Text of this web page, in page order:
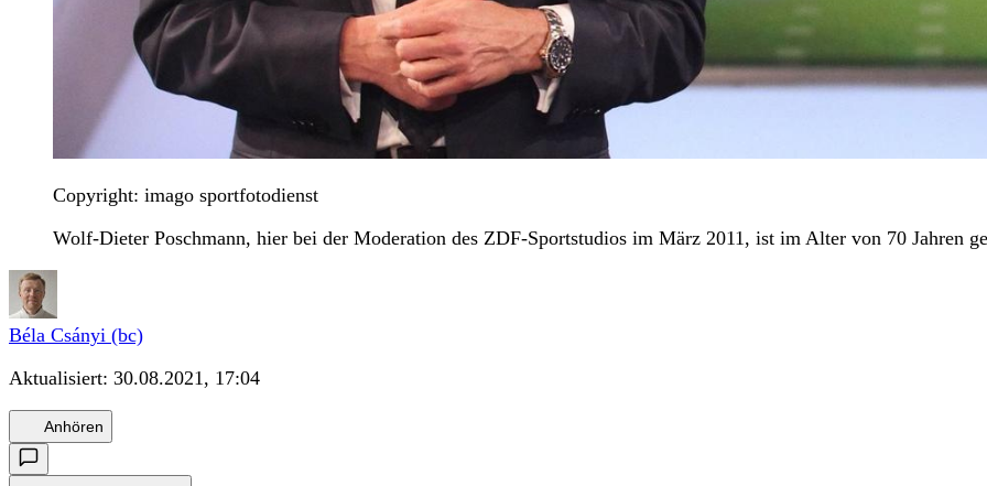
Copyright: imago sportfotodienst
Wolf-Dieter Poschmann, hier bei der Moderation des ZDF-Sportstudios im März 2011, ist im Alter von 70 Jahren
Béla Csányi (bc)
Aktualisiert: 30.08.2021, 17:04
Anhören